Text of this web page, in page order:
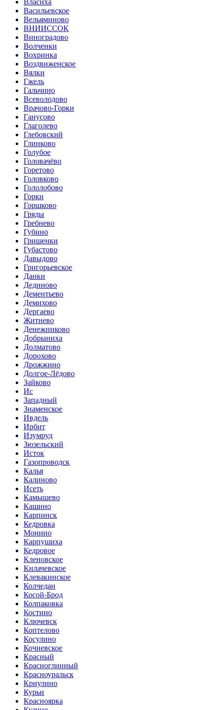
Васильевское
Вельяминово
ВНИИССОК
Виноградово
Волченки
Вохринка
Воздвиженское
Вялки
Гжель
Гальчино
Всеволодово
Врачово-Горки
Ганусово
Глаголево
Глебовский
Глинково
Голубое
Головачёво
Горетово
Головково
Гололобово
Горки
Горшково
Гряды
Гребнево
Губино
Гришенки
Губастово
Давыдово
Григорьевское
Данки
Дединово
Дементьево
Демихово
Дергаево
Житнево
Денежниково
Добрыниха
Долматово
Дорохово
Дрожжино
Долгое-Лёдово
Зайково
Ис
Западный
Знаменское
Ивдель
Ирбит
Изумруд
Зюзельский
Исток
Газопроводск
Калья
Калиново
Исеть
Камышево
Кашино
Карпинск
Кедровка
Монино
Карпушиха
Кедровое
Кленовское
Килачевское
Клевакинское
Колчедан
Косой-Брод
Колпаковка
Костино
Ключевск
Коптелово
Косулино
Кочневское
Красный
Красноглинный
Красноуральск
Криулино
Курьи
Красноярка